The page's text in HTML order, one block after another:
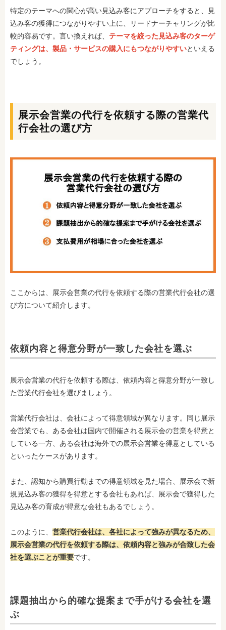
特定のテーマへの関心が高い見込み客にアプローチをすると、見
込み客の獲得につながりやすい上に、リードナーチャリングが比
較的容易です。言い換えれば、 テーマを絞った見込み客のターゲ
ティングは、製品・サービスの購入にもつながりやすいといえる
でしょう。
展示会営業の代行を依頼する際の営業代
行会社の選び方
ここからは、展示会営業の代行を依頼する際の営業代行会社の選
び方について紹介します。
依頼内容と得意分野が一致した会社を選ぶ
展示会営業の代行を依頼する際は、依頼内容と得意分野が一致し
た営業代行会社を選びましょう。
営業代行会社は、会社によって得意領域が異なります。同じ展示
会営業でも、ある会社は国内で開催される展示会の営業を得意と
している一方、ある会社は海外での展示会営業を得意としている
といったケースがあります。
また、認知から購買行動までの得意領域を見た場合、展示会で新
規見込み客の獲得を得意とする会社もあれば、展示会で獲得した
見込み客の育成が得意な会社もあるでしょう。
このように、 営業代行会社は、各社によって強みが異なるため、
展示会営業の代行を依頼する際は、依頼内容と強みが合致した会
社を選ぶことが重要です。
課題抽出から的確な提案まで手がける会社を選
ぶ